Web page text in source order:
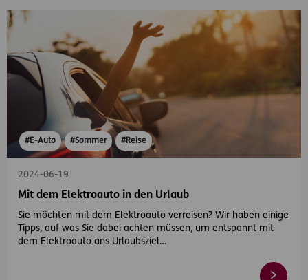
#E-Auto #Sommer #Reise
2024-06-19
Mit dem Elektroauto in den Urlaub
Sie möchten mit dem Elektroauto verreisen? Wir haben einige
Tipps, auf was Sie dabei achten müssen, um entspannt mit
dem Elektroauto ans Urlaubsziel…